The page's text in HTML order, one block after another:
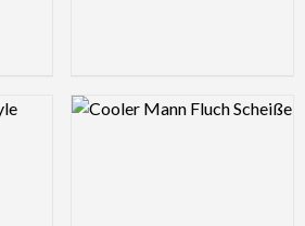
Logo Preview Image